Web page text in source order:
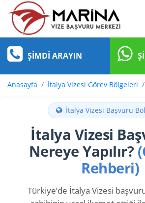
ŞIMDI ARAYIN
Anasayfa İtalya Vizesi Görev Bölgeleri
İtalya Vizesi Başvuru
İtalya Vizesi
Nereye Yapılır?
Rehberi)
Türkiye’de İtalya Vizesi